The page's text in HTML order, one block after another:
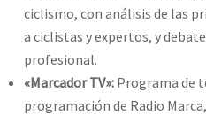
ciclismo, con análisis de las
a ciclistas y expertos, y
profesional.
«Marcador TV»: Programa de
programación de Radio